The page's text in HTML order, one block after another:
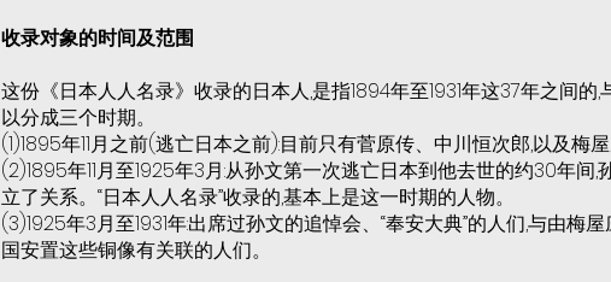
收录对象的时间及范围
这份《日本人人名录》收录的日本人,是指1894年至1931年这37年之间
以分成三个时期。
(1)1895年11月之前(逃亡日本之前):目前只有菅原传、中川恒次郎,以及梅屋
(2)1895年11月至1925年3月:从孙文第一次逃亡日本到他去世的约30年间
立了关系。“日本人人名录”收录的,基本上是这一时期的人物。
(3)1925年3月至1931年:出席过孙文的追悼会、“奉安大典”的人们,与由梅
国安置这些铜像有关联的人们。